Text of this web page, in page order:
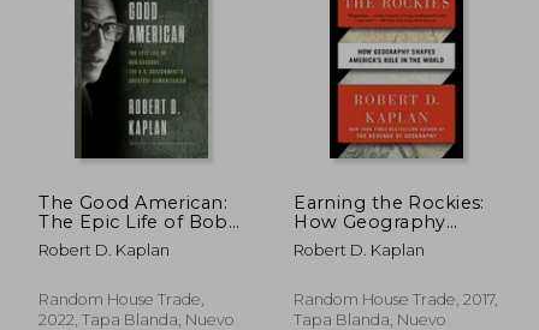
5% 5%
dcto.
The Good American:
The Epic Life of Bob
Gersony, the U.S.
Government's
Humanitarian (en
Inglés)
Robert D. Kaplan
Random House Trade,
2022, Tapa Blanda, Nuevo
Earning the Rockies:
How Geography
Shapes America's
Role in the World (en
Robert D. Kaplan
Random House Trade, 2017,
Tapa Blanda, Nuevo